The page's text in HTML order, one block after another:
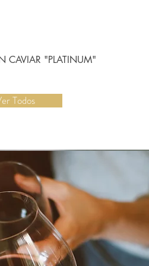
rápida
CAVIAR "PLATINUM"
Todos